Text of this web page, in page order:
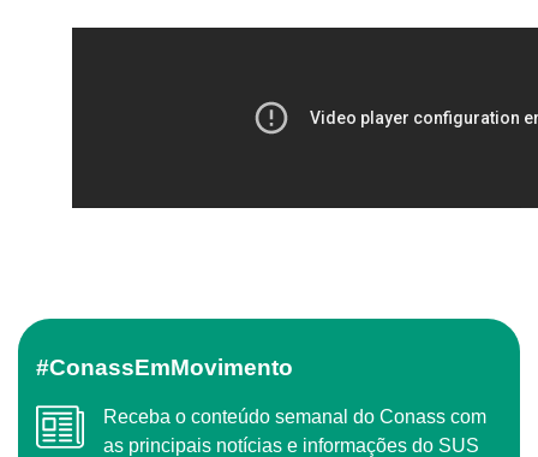
#ConassEmMovimento
Receba o conteúdo semanal do Conass com
as principais notícias e informações do SUS